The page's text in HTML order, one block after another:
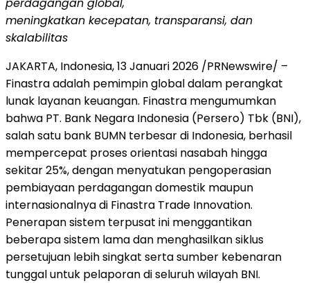
meningkatkan kecepatan, transparansi, dan
skalabilitas
JAKARTA, Indonesia,13 Januari 2026 /PRNewswire/ –
Finastra adalah pemimpin global dalam perangkat
lunak layanan keuangan. Finastra mengumumkan
bahwa PT. Bank Negara Indonesia (Persero) Tbk (BNI),
salah satu bank BUMN terbesar di Indonesia, berhasil
mempercepat proses orientasi nasabah hingga
sekitar 25%, dengan menyatukan pengoperasian
pembiayaan perdagangan domestik maupun
internasionalnya di Finastra Trade Innovation.
Penerapan sistem terpusat ini menggantikan
beberapa sistem lama dan menghasilkan siklus
persetujuan lebih singkat serta sumber kebenaran
tunggal untuk pelaporan di seluruh wilayah BNI.